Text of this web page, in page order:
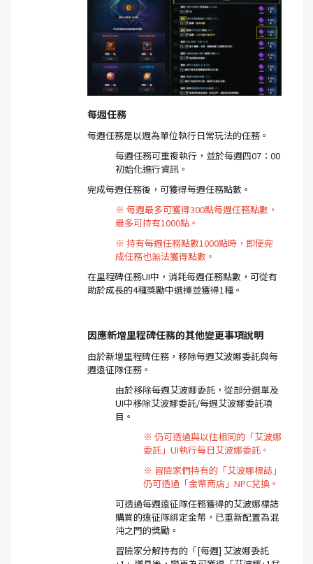
每週任務
每週任務是以週為單位執行日常玩法的任務。
每週任務可重複執行，並於每週四07：00
初始化進行資訊。
完成每週任務後，可獲得每週任務點數。
※ 每週最多可獲得300點每週任務點數，
最多可持有1000點。
※ 持有每週任務點數1000點時，即使完
成任務也無法獲得點數。
在里程碑任務UI中，消耗每週任務點數，可從有
助於成長的4種獎勵中選擇並獲得1種。
因應新增里程碑任務的其他變更事項說明
由於新增里程碑任務，移除每週艾波娜委託與每
週遠征隊任務。
由於移除每週艾波娜委託，從部分選單及
UI中移除艾波娜委託/每週艾波娜委託項
目。
※ 仍可透過與以往相同的「艾波娜
委託」UI執行每日艾波娜委託。
※ 冒險家們持有的「艾波娜標誌」
仍可透過「金幣商店」NPC兌換。
可透過每週遠征隊任務獲得的艾波娜標誌
購買的遠征隊綁定金幣，已重新配置為混
沌之門的獎勵。
冒險家分解持有的「[每週] 艾波娜委託